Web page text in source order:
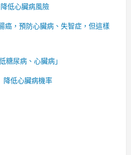
低心臟病風險
癌，預防心臟病、失智症，但這樣
糖尿病、心臟病」
低心臟病機率